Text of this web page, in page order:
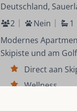
Deutschland,
2
Nein 1
Modernes
Skipiste und am
Direct aan
Wellness